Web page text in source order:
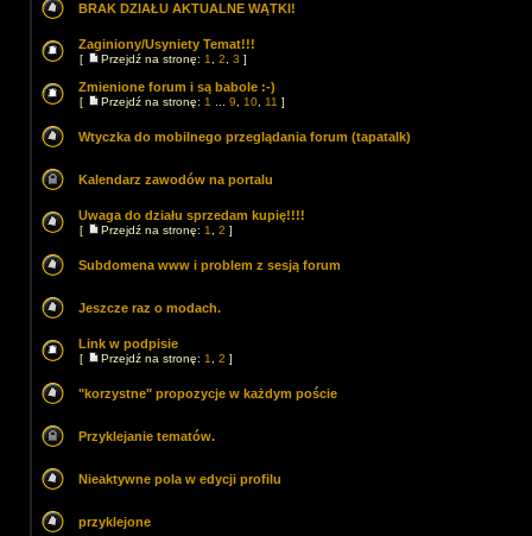
BRAK DZIAŁU AKTUALNE WĄTKI!
Zaginiony/Usyniety Temat!!!
[ Przejdź na stronę: 1 2 3 ]
Zmienione forum i są babole :-)
[ Przejdź na stronę: 1 9 10 11 ]
Wtyczka do mobilnego przeglądania forum (tapatalk)
Kalendarz zawodów na portalu
Uwaga do działu sprzedam kupię!!!!
[ Przejdź na stronę: 1 2 ]
Subdomena www i problem z sesją forum
Jeszcze raz o modach.
Link w podpisie
[ Przejdź na stronę: 1 2 ]
"korzystne" propozycje w każdym poście
Przyklejanie tematów.
Nieaktywne pola w edycji profilu
przyklejone